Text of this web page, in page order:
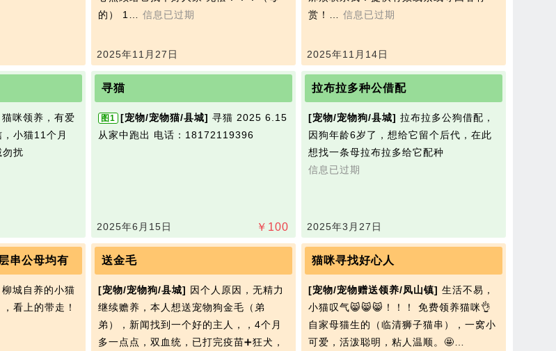
的） 1… 信息已过期
2025年11月27日
赏！… 信息已过期
2025年11月14日
猫咪领养，有爱
小猫11个月
勿扰
寻猫
图1 [宠物/宠物猫/县城] 寻猫 2025 6.15
从家中跑出 电话：18172119396
￥ 100
2025年6月15日
拉布拉多种公借配
[宠物/宠物狗/县城] 拉布拉多公狗借配，
因狗年龄6岁了，想给它留个后代，在此
想找一条母拉布拉多给它配种
信息已过期
2025年3月27日
串公母均有
柳城自养的小猫
看上的带走！
送金毛
[宠物/宠物狗/县城] 因个人原因，无精力
继续赡养，本人想送宠物狗金毛（弟
弟），新闻找到一个好的主人，，4个月
多一点点，双血统，已打完疫苗➕狂犬，
猫咪寻找好心人
[宠物/宠物赠送领养/凤山镇] 生活不易，
小猫叹气😸😸😸！！！ 免费领养猫咪👌
自家母猫生的（临清狮子猫串），一窝小
可爱，活泼聪明，粘人温顺。🤩…